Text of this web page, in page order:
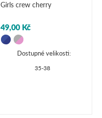
Girls crew cherry
49,00 Kč
Dostupné velikosti:
35-38